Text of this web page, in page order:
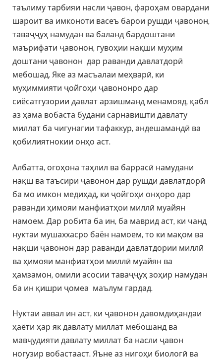
таълиму тарбияи насли ҷавон, фароҳам овардани
шароит ва имконоти васеъ барои рушди ҷавонон,
таваҷҷуҳ намудан ва баланд бардоштани
маърифати ҷавонон, гувоҳии нақши муҳим
доштани ҷавонон дар раванди давлатдорӣ
мебошад. Яке аз масъалаи меҳварӣ, ки
муҳиммияти ҷойгоҳи ҷавононро дар
сиёсатгузории давлат арзишманд менамояд, қабл
аз ҳама вобаста будани сарнавишти давлату
миллат ба чигунагии тафаккур, андешамандӣ ва
қобилиятнокии онҳо аст.
Албатта, огоҳона таҳлил ва баррасӣ намудани
нақш ва таъсири ҷавонон дар рушди давлатдорӣ
ба мо имкон медиҳад, ки ҷойгоҳи онҳоро дар
раванди ҳимояи манфиатҳои миллӣ муайян
намоем. Дар робита ба ин, ба маврид аст, ки чанд
нуктаи мушаххасро баён намоем, то ки мақом ва
нақши ҷавонон дар раванди давлатдории миллӣ
ва ҳимояи манфиатҳои миллӣ муайян ва
ҳамзамон, омили асосии таваҷҷуҳ зоҳир намудан
ба ин қишри ҷомеа маълум гардад.
Нуктаи аввал ин аст, ки ҷавонон давомдиҳандаи
ҳаёти ҳар як давлату миллат мебошанд ва
мавҷудияти давлату миллат ба насли ҷавон
ногузир вобастааст. Яъне аз нигоҳи биологӣ ва